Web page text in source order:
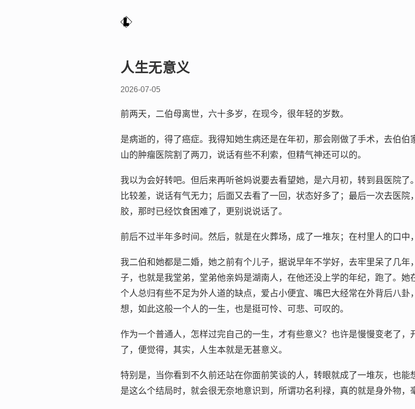
人生无意义
2026-07-05
前两天，二伯母离世，六十多岁，在现今，很年轻的岁数。
是病逝的，得了癌症。我得知她生病还是在年初，那会刚做了手术，去伯伯
山的肿瘤医院割了两刀，说话有些不利索，但精气神还可以的。
我以为会好转吧。但后来再听爸妈说要去看望她，是六月初，转到县医院了
比较差，说话有气无力；后面又去看了一回，状态好多了；最后一次去医院
胶，那时已经饮食困难了，更别说说话了。
前后不过半年多时间。然后，就是在火葬场，成了一堆灰；在村里人的口中
我二伯和她都是二婚，她之前有个儿子，据说早年不学好，去牢里呆了几年
子，也就是我堂弟，堂弟他亲妈是湖南人，在他还没上学的年纪，跑了。她
个人总归有些不足为外人道的缺点，爱占小便宜、嘴巴大经常在外背后八卦
想，如此这般一个人的一生，也是挺可怜、可悲、可叹的。
作为一个普通人，怎样过完自己的一生，才有些意义？也许是慢慢变老了，
了，便觉得，其实，人生本就是无甚意义。
特别是，当你看到不久前还站在你面前笑谈的人，转眼就成了一堆灰，也能
是这么个结局时，就会很无奈地意识到，所谓功名利禄，真的就是身外物，